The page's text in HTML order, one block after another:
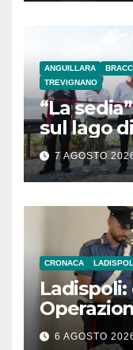
ANGUILLARA
TREVIGNANO
“La
sul lago
7 AGOSTO
CRONACA
6 AGOSTO